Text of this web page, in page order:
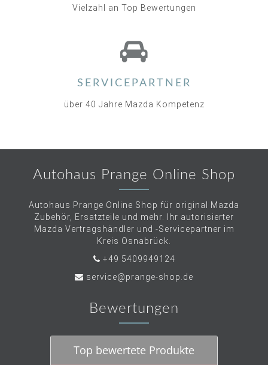
Vielzahl an Top Bewertungen
SERVICEPARTNER
über 40 Jahre Mazda Kompetenz
Autohaus Prange Online Shop
Autohaus Prange Online Shop für original Mazda
Zubehör, Ersatzteile und mehr. Ihr autorisierter
Mazda Vertragshändler und -Servicepartner im
Kreis Osnabrück.
+49 5409949124
service@prange-shop.de
Bewertungen
Top bewertete Produkte